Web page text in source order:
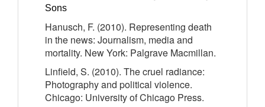
Sons
Hanusch, F. (2010). Representing death
in the news: Journalism, media and
mortality. New York: Palgrave Macmillan.
Linfield, S. (2010). The cruel radiance:
Photography and political violence.
Chicago: University of Chicago Press.